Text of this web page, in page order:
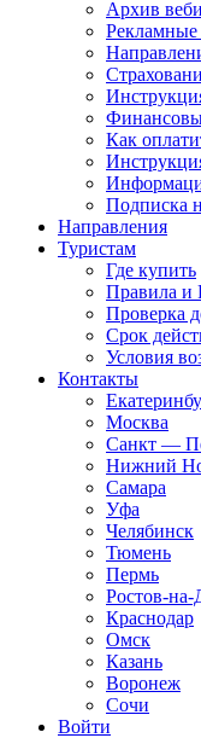
Архив
Как
Подписка
Направления
Туристам
Где купить
Правила
Проверка
Срок
Условия
Контакты
Москва
Санкт —
Нижний
Самара
Уфа
Челябинск
Тюмень
Пермь
Ростов-
Краснодар
Омск
Казань
Воронеж
Сочи
Войти